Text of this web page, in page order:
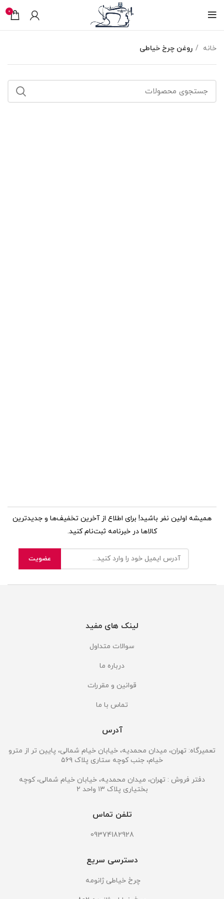
0
خانه روغن چرخ خیاطی
همیشه اولین نفر باشید! برای اطلاع از آخرین تخفیف‌ها و جدیدترین
کالاها در خبرنامه ثبت‌نام کنید.
لینک های مفید
سوالات متداول
درباره ما
قوانین و مقررات
تماس با ما
آدرس
تعمیرگاه: تهران، میدان محمدیه، خیابان خیام شمالی، پایین تر از مترو
خیام، جنب کوچه ستاری پلاک ۵۶۹
دفتر فروش : تهران، میدان محمدیه، خیابان خیام شمالی، کوچه
بختیاری پلاک ۱۳ واحد ۲
تلفن تماس
09374182928
دسترسی سریع
چرخ خیاطی ژانومه